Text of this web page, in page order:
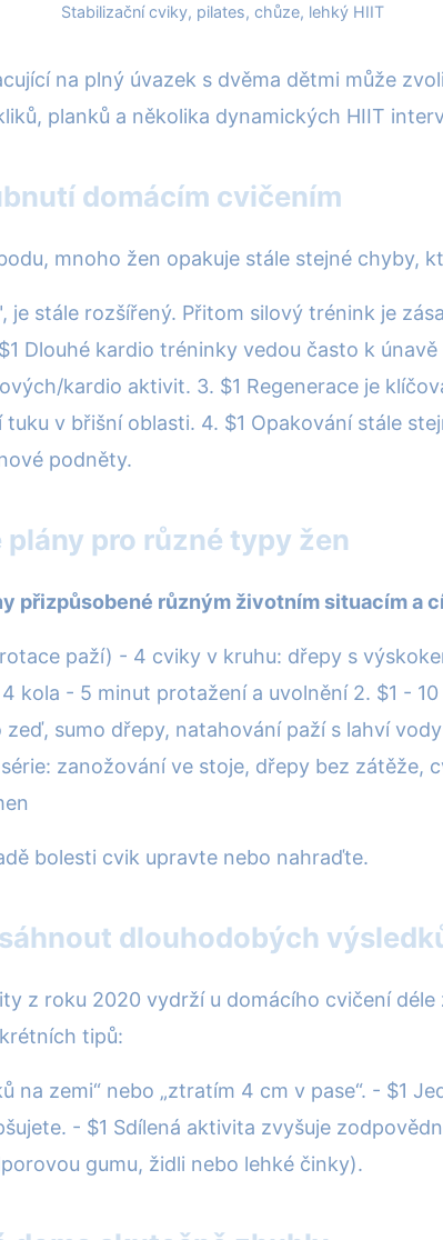
Stabilizační cviky, pilates, chůze, lehký HIIT
na plný úvazek s dvěma dětmi může
planků a několika dynamických HIIT
domácím cvičením
mnoho žen opakuje stále stejné chyby,
je stále rozšířený. Přitom silový trénink je
Dlouhé kardio tréninky vedou často k
kardio aktivit. 3. $1 Regenerace je
v břišní oblasti. 4. $1 Opakování stále
podněty.
pro různé typy žen
přizpůsobené různým životním situacím a
paží) - 4 cviky v kruhu: dřepy s
kola - 5 minut protažení a uvolnění 2. $1 -
sumo dřepy, natahování paží s lahví
zanožování ve stoje, dřepy bez zátěže,
bolesti cvik upravte nebo nahraďte.
dlouhodobých
z roku 2020 vydrží u domácího cvičení
tipů:
na zemi“ nebo „ztratím 4 cm v pase“. - $1
- $1 Sdílená aktivita zvyšuje
gumu, židli nebo lehké činky).